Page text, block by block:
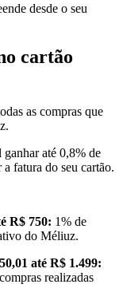
desde o seu
cartão
as compras que
até 0,8% de
fatura do seu cartão.
R$ 750: 1% de
do Méliuz.
até R$ 1.499:
realizadas